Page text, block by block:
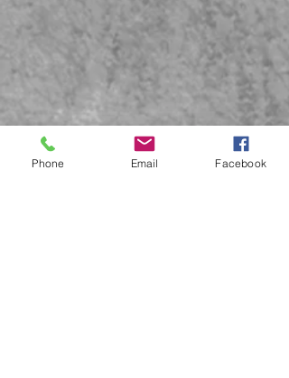
Phone Email Facebook